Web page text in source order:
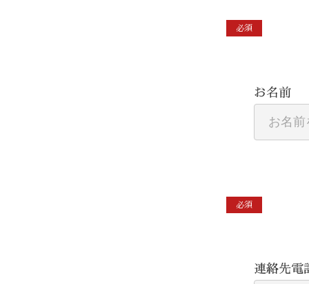
必須
お名前
必須
連絡先電